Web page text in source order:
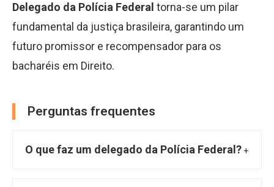
Delegado da Polícia Federal torna-se um pilar
fundamental da justiça brasileira, garantindo um
futuro promissor e recompensador para os
bacharéis em Direito.
Perguntas frequentes
O que faz um delegado da Polícia Federal?